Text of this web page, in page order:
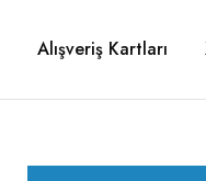
Alışveriş Kartları